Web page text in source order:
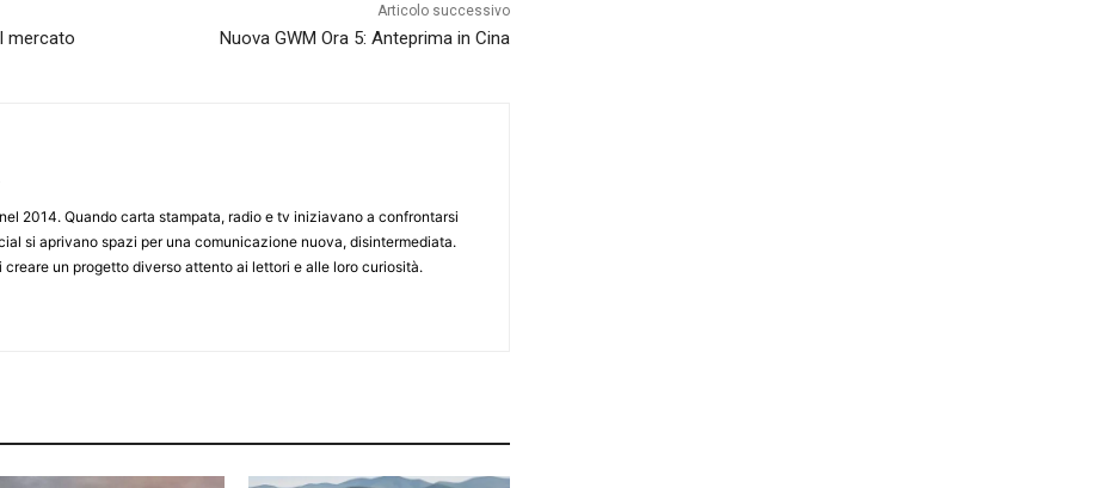
mercato
Articolo successivo
Nuova GWM Ora 5: Anteprima in Cina
2014. Quando carta stampata, radio e tv iniziavano a confrontarsi
si aprivano spazi per una comunicazione nuova, disintermediata.
creare un progetto diverso attento ai lettori e alle loro curiosità.